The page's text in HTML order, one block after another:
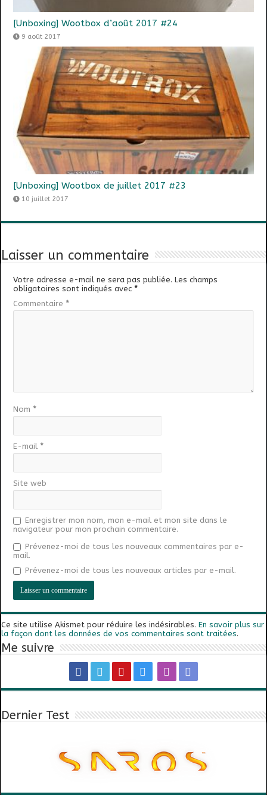
[Unboxing] Wootbox d’août 2017 #24
9 août 2017
[Unboxing] Wootbox de juillet 2017 #23
10 juillet 2017
Laisser un commentaire
Votre adresse e-mail ne sera pas publiée. Les champs
obligatoires sont indiqués avec*
Commentaire *
Nom *
E-mail *
Site web
Enregistrer mon nom, mon e-mail et mon site dans le
navigateur pour mon prochain commentaire.
Prévenez-moi de tous les nouveaux commentaires par e-
mail.
Prévenez-moi de tous les nouveaux articles par e-mail.
Ce site utilise Akismet pour réduire les indésirables.En savoir plus sur
la façon dont les données de vos commentaires sont traitées.
Me suivre
Dernier Test